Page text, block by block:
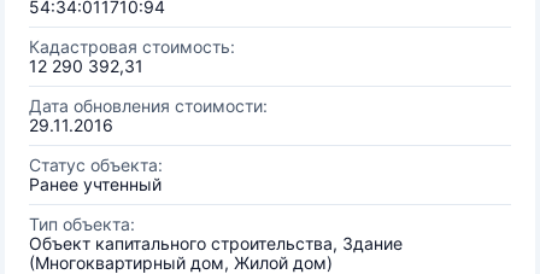
54:34:011710:94
Кадастровая стоимость:
12 290 392,31
Дата обновления стоимости:
29.11.2016
Статус объекта:
Ранее учтенный
Тип объекта:
Объект капитального строительства, Здание
(Многоквартирный дом, Жилой дом)